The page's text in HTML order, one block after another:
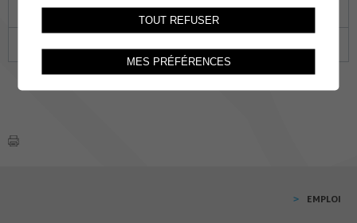
18 19 20 21 22
EMPLOI
TOUT REFUSER
MES PRÉFÉRENCES